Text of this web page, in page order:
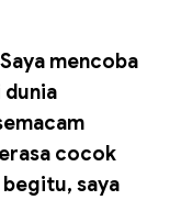
mencoba
dunia
cocok
begitu, saya